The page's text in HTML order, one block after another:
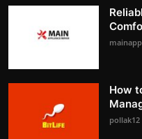
How
pollak12